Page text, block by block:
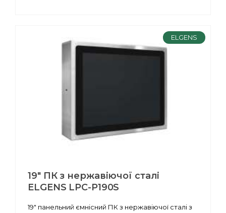
ELGENS
19" ПК з нержавіючої сталі
ELGENS LPC-P190S
19" панельний ємнісний ПК з нержавіючої сталі з